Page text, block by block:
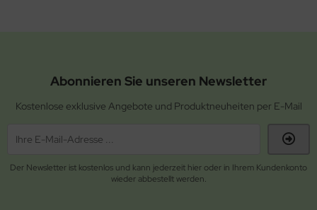
Abonnieren Sie unseren Newsletter
Kostenlose exklusive Angebote und Produktneuheiten per E-Mail
Der Newsletter ist kostenlos und kann jederzeit hier oder in Ihrem Kundenkonto
wieder abbestellt werden.